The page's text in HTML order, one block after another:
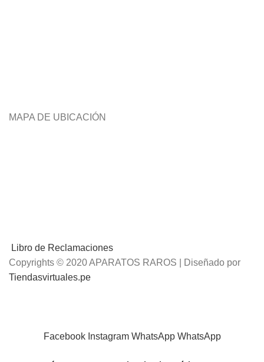
MAPA DE UBICACIÓN
Libro de Reclamaciones
Copyrights © 2020 APARATOS RAROS | Diseñado por
Tiendasvirtuales.pe
Facebook Instagram WhatsApp WhatsApp